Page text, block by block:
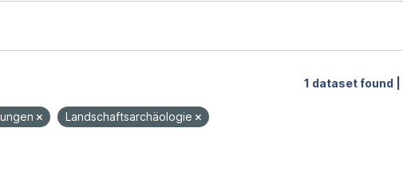
1 dataset found |
Landschaftsarchäologie